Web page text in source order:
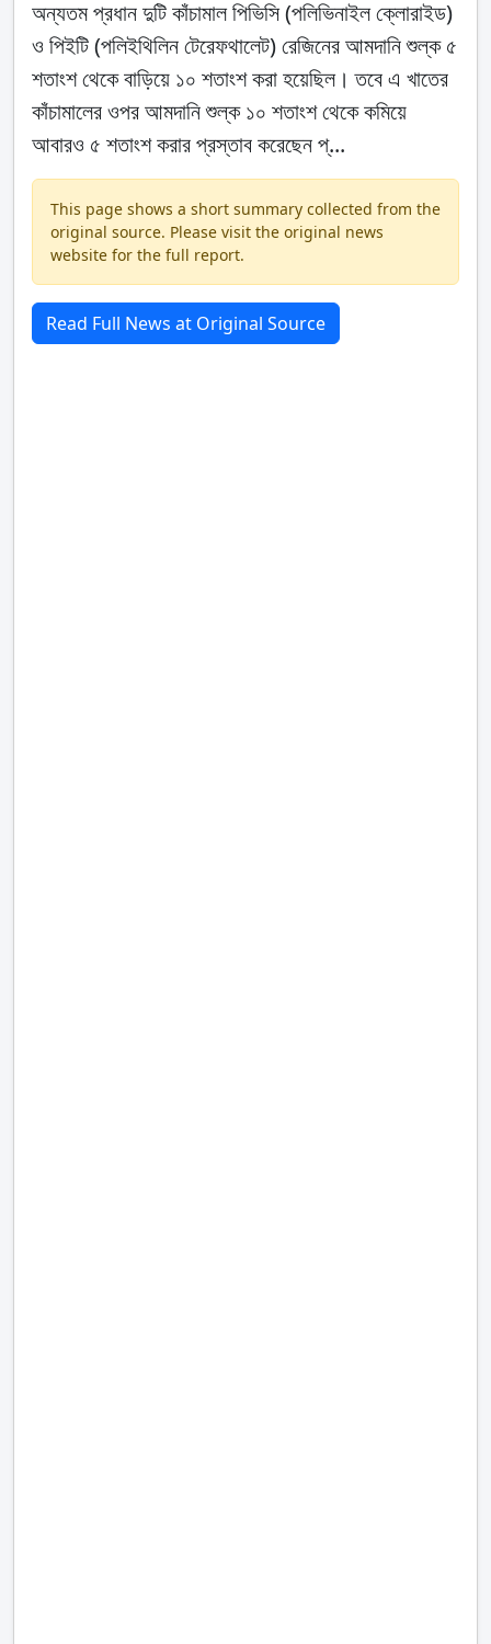
অন্যতম প্রধান দুটি কাঁচামাল পিভিসি (পলিভিনাইল ক্লোরাইড)
ও পিইটি (পলিইথিলিন টেরেফথালেট) রেজিনের আমদানি শুল্ক ৫
শতাংশ থেকে বাড়িয়ে ১০ শতাংশ করা হয়েছিল। তবে এ খাতের
কাঁচামালের ওপর আমদানি শুল্ক ১০ শতাংশ থেকে কমিয়ে
আবারও ৫ শতাংশ করার প্রস্তাব করেছেন প্...
This page shows a short summary collected from the
original source. Please visit the original news
website for the full report.
Read Full News at Original Source